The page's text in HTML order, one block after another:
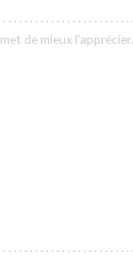
de mieux l’apprécier.